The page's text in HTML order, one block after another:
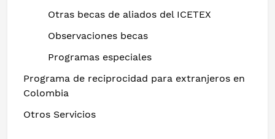
Otras becas de aliados del ICETEX
Observaciones becas
Programas especiales
Programa de reciprocidad para extranjeros en
Colombia
Otros Servicios